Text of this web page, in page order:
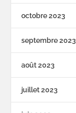
octobre 2023
septembre 2023
août 2023
juillet 2023